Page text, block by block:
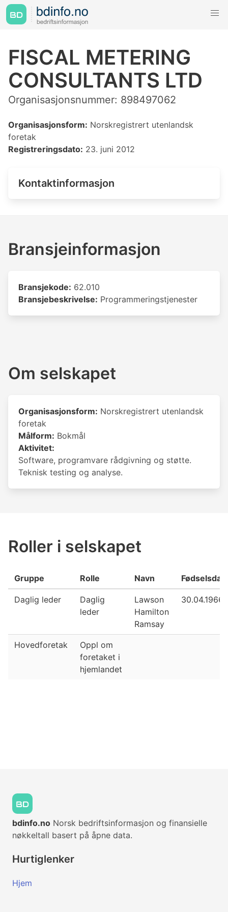
FISCAL METERING
CONSULTANTS LTD
Organisasjonsnummer: 898497062
Organisasjonsform: Norskregistrert utenlandsk
foretak
Registreringsdato: 23. juni 2012
Kontaktinformasjon
Bransjeinformasjon
Bransjekode: 62.010
Bransjebeskrivelse: Programmeringstjenester
Om selskapet
Organisasjonsform: Norskregistrert utenlandsk
foretak
Målform: Bokmål
Aktivitet:
Software, programvare rådgivning og støtte.
Teknisk testing og analyse.
Roller i selskapet
Gruppe Rolle Navn
Daglig leder
Daglig
leder
Lawson
Hamilton
Ramsay
30.04.1966
Hovedforetak
Oppl om
foretaket i
hjemlandet
bdinfo.no Norsk bedriftsinformasjon og finansielle
nøkkeltall basert på åpne data.
Hurtiglenker
Hjem